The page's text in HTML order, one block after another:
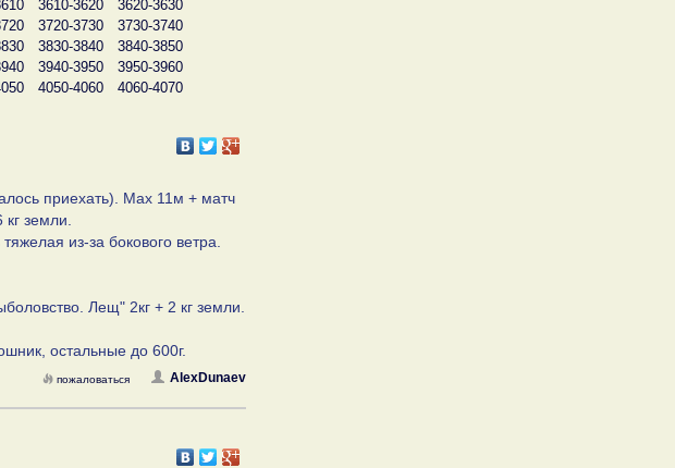
3610-3620
3620-3630
3720-3730
3730-3740
3830-3840
3840-3850
3940-3950
3950-3960
4050-4060 4060-4070
приехать). Мах 11м + матч
земли.
из-за бокового ветра.
Лещ" 2кг + 2 кг земли.
остальные до 600г.
AlexDunaev
пожаловаться